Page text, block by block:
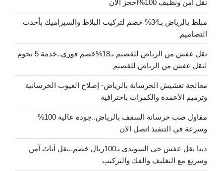
نقل آمن ونظيف 100%احجز الان
مبلط بالرياض بـ34% خصم لتركيب البلاط والسيراميك بأحدث
التصاميم
نقل عفش من الرياض للقصيم بـ18%خصم فوري..خدمة 5 نجوم
لنقل عفش من الرياض للقصيم
معالجة تعشيش الخرسانة بالرياض- إصلاح العيوب الخرسانية
وترميم الأعمدة والكمرات باحترافية
مقاول صب خرسانة السقف بالرياض..جودة عالية 100%
وسرعة في التنفيذ اتصل الان
دينا نقل عفش حي السويدي بـ100ريال خصم..نقل أثاث آمن
وسريع مع التغليف والفك والتركيب